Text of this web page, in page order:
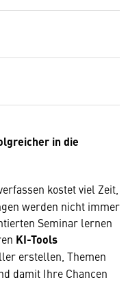
in die
kostet viel Zeit,
werden nicht immer
Seminar lernen
KI-Tools
erstellen, Themen
damit Ihre Chancen